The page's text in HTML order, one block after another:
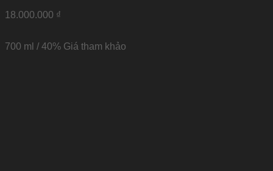
18.000.000 ₫
700 ml / 40% Giá tham khảo